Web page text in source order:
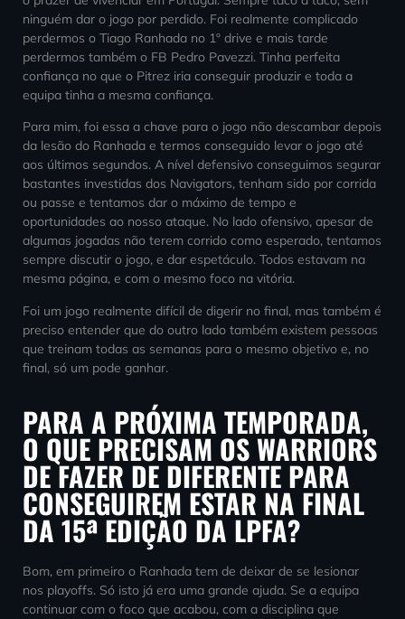
ninguém dar o jogo por perdido. Foi realmente complicado
perdermos o Tiago Ranhada no 1º drive e mais tarde
perdermos também o FB Pedro Pavezzi. Tinha perfeita
confiança no que o Pitrez iria conseguir produzir e toda a
equipa tinha a mesma confiança.
Para mim, foi essa a chave para o jogo não descambar depois
da lesão do Ranhada e termos conseguido levar o jogo até
aos últimos segundos. A nível defensivo conseguimos segurar
bastantes investidas dos Navigators, tenham sido por corrida
ou passe e tentamos dar o máximo de tempo e
oportunidades ao nosso ataque. No lado ofensivo, apesar de
algumas jogadas não terem corrido como esperado, tentamos
sempre discutir o jogo, e dar espetáculo. Todos estavam na
mesma página, e com o mesmo foco na vitória.
Foi um jogo realmente difícil de digerir no final, mas também é
preciso entender que do outro lado também existem pessoas
que treinam todas as semanas para o mesmo objetivo e, no
final, só um pode ganhar.
PARA A PRÓXIMA TEMPORADA,
O QUE PRECISAM OS WARRIORS
DE FAZER DE DIFERENTE PARA
CONSEGUIREM ESTAR NA FINAL
DA 15ª EDIÇÃO DA LPFA?
Bom, em primeiro o Ranhada tem de deixar de se lesionar
nos playoffs. Só isto já era uma grande ajuda. Se a equipa
continuar com o foco que acabou, com a disciplina que